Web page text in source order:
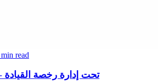
read
تحت إدارة رخصة القيادة –